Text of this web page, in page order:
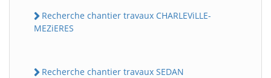
Recherche chantier travaux CHARLEViLLE-
MEZiERES
Recherche chantier travaux SEDAN